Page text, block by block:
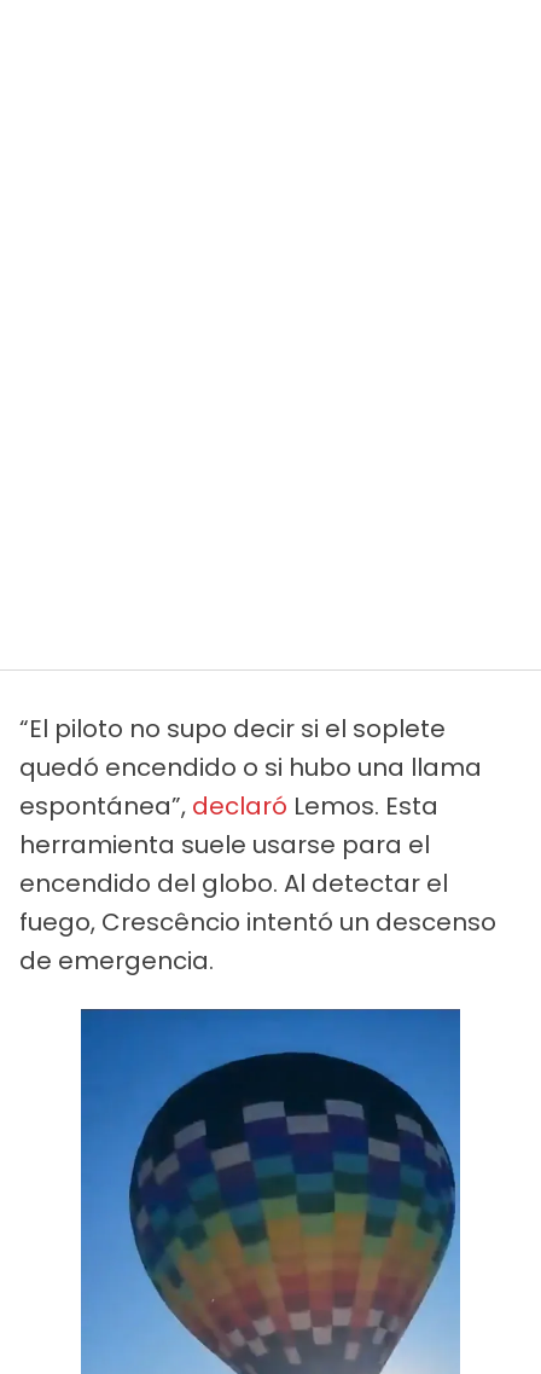
“El piloto no supo decir si el soplete
quedó encendido o si hubo una llama
espontánea”, declaró Lemos. Esta
herramienta suele usarse para el
encendido del globo. Al detectar el
fuego, Crescêncio intentó un descenso
de emergencia.